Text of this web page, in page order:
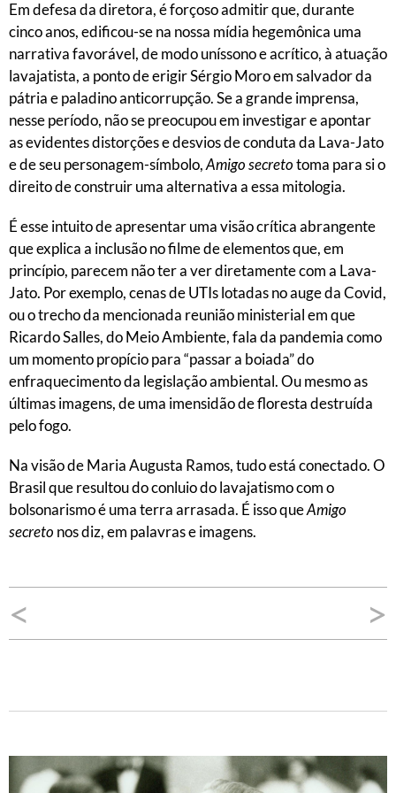
Em defesa da diretora, é forçoso admitir que, durante
cinco anos, edificou-se na nossa mídia hegemônica uma
narrativa favorável, de modo uníssono e acrítico, à atuação
lavajatista, a ponto de erigir Sérgio Moro em salvador da
pátria e paladino anticorrupção. Se a grande imprensa,
nesse período, não se preocupou em investigar e apontar
as evidentes distorções e desvios de conduta da Lava-Jato
e de seu personagem-símbolo,Amigo secretotoma para si o
direito de construir uma alternativa a essa mitologia.
É esse intuito de apresentar uma visão crítica abrangente
que explica a inclusão no filme de elementos que, em
princípio, parecem não ter a ver diretamente com a Lava-
Jato. Por exemplo, cenas de UTIs lotadas no auge da Covid,
ou o trecho da mencionada reunião ministerial em que
Ricardo Salles, do Meio Ambiente, fala da pandemia como
um momento propício para “passar a boiada” do
enfraquecimento da legislação ambiental. Ou mesmo as
últimas imagens, de uma imensidão de floresta destruída
pelo fogo.
Na visão de Maria Augusta Ramos, tudo está conectado. O
Brasil que resultou do conluio do lavajatismo com o
bolsonarismo é uma terra arrasada. É isso queAmigo
secreto nos diz, em palavras e imagens.
Navegação
de
< >